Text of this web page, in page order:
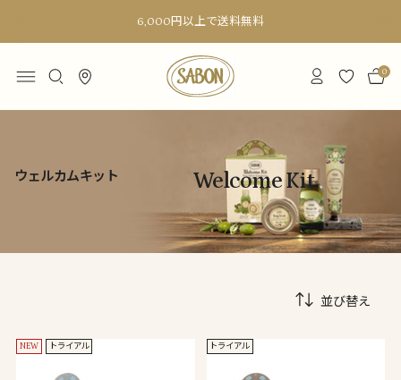
6,000円以上で送料無料
0
ウェルカムキット Welcome Kit
並び替え
NEW トライアル トライアル